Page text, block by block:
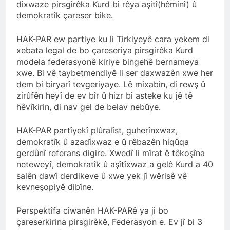
2 Yıl Ago
HAK-PAR Genel başkanı
Kitap Fuarını Ziyaret etti
2 Yıl Ago
HAK-PAR Kırklareli
merkez ilçe teşkilatının 2.
Olağan kongresi yapıldı.
2 Yıl Ago
HAK-PAR PM üyesi Yıldız
TİMUR KDP Halkla İlişkiler
Dairesi başkanı sayın Jivan
2 Yıl Ago
de Kanal Kurd’u ziyaret
etti
2 Yıl Ago
HAK-PAR HEYETİ, SURİYE
KÜRT ULUSAL MECLİSİ
ENKS BÜROSUNU ZİYARET
2 Yıl Ago
Pertek ilçesinin 2. Olağan
kongresi yapıldı.
2 Yıl Ago
2 Yıl Ago
dixwaze pirsgirêka Kurd bi rêya aşitî(hêminî) û
demokratîk çareser bike.
HAK-PAR ew partiye ku li Tirkiyeyê cara yekem di
xebata legal de bo çareseriya pirsgirêka Kurd
modela federasyonê kiriye bingehê bernameya
xwe. Bi vê taybetmendiyê li ser daxwazên xwe her
dem bi biryarî tevgeriyaye. Lê mixabin, di rewş û
zirûfên heyî de ev bîr û hizr bi asteke ku jê tê
hêvîkirin, di nav gel de belav nebûye.
HAK-PAR partîyekî plûralîst, guherînxwaz,
demokratîk û azadîxwaz e û rêbazên hiqûqa
gerdûnî referans digire. Xwedî li mîrat ê têkoşîna
neteweyî, demokratîk û aşîtîxwaz a gelê Kurd a 40
salên dawî derdikeve û xwe yek jî wêrisê vê
kevneşopiyê dibîne.
Perspektîfa ciwanên HAK-PARê ya ji bo
çareserkirina pirsgirêkê, Federasyon e. Ev jî bi 3